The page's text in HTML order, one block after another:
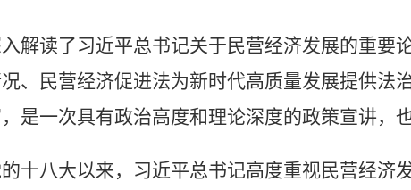
读了习近平总书记关于民营经济发展的重要论
、民营经济促进法为新时代高质量发展提供法
是一次具有政治高度和理论深度的政策宣讲，
八大以来，习近平总书记高度重视民营经济